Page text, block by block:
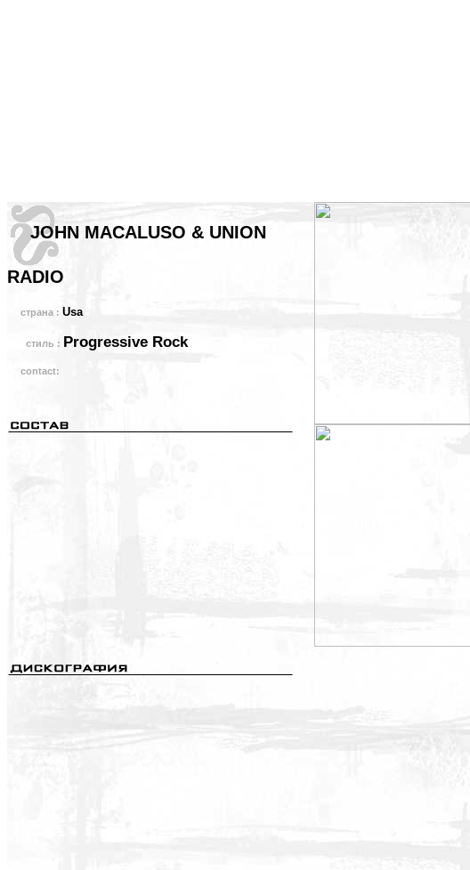
JOHN MACALUSO & UNION
RADIO
страна : Usa
стиль : Progressive Rock
contact: